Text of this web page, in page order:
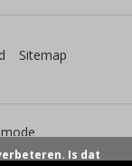
Sitemap
Is dat